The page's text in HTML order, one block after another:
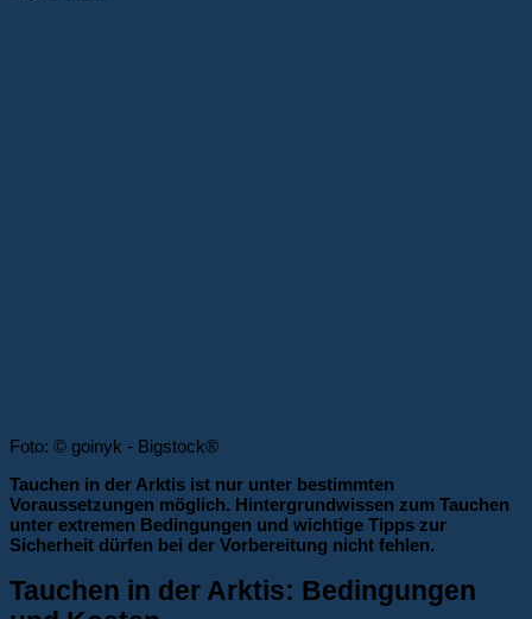
Foto: © goinyk - Bigstock®
Tauchen in der Arktis ist nur unter bestimmten
Voraussetzungen möglich. Hintergrundwissen zum Tauchen
unter extremen Bedingungen und wichtige Tipps zur
Sicherheit dürfen bei der Vorbereitung nicht fehlen.
Tauchen in der Arktis: Bedingungen